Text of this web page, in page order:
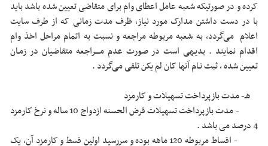
کرده و در صورتیکه شعبه عامل اعطای وام برای متقاضی تعیین شده باشد باید
با در دست داشتن مدارک مورد نیاز، ظرف مدت زمانی که از طرف سایت
اعلام می‌گردد، به شعبه مربوطه مراجعه و نسبت به اتمام مراحل اخذ وام
اقدام نمایند . بدیـهی است در صورت عدم مــــراجعه متقاضیان در زمـان
تعیین شده ، ثبت نـام آنها کان لم یکن تلقی می‌گردد .
هـ- مدت بازپرداخت تسهیلات و کارمزد
- مدت بازپرداخت تسهیلات قرض الحسنه ازدواج 10 ساله و نرخ کارمزد
4 درصد می باشد .
- اقساط مربوطه 120 ماهه بوده و سررسید اولین قسط و کارمزد آن، یک